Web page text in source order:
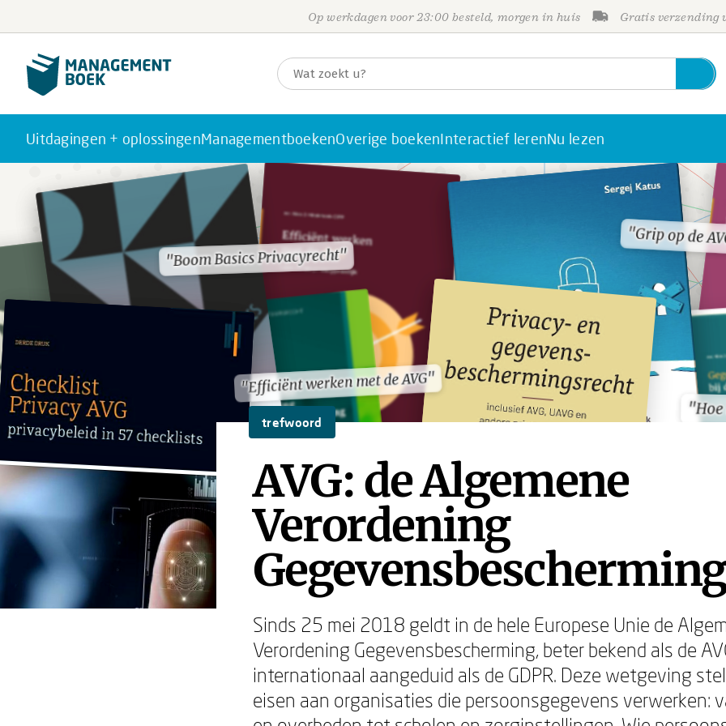
Op werkdagen voor 23:00 besteld, morgen in huis Gratis verzending
Uitdagingen + oplossingenManagementboekenOverige boekenInteractief lerenNu lezen
"Boom Basics Privacyrecht"
"Grip op de
"Efficiënt werken met de AVG"
"Boom Basics Privacyrecht"
"Grip op de
"Efficiënt werken met de AVG"
trefwoord
AVG: de Algemene
Verordening
Gegevensbescherming
Sinds 25 mei 2018 geldt in de hele Europese Unie de
Verordening Gegevensbescherming, beter bekend als de
internationaal aangeduid als de GDPR. Deze wetgeving
eisen aan organisaties die persoonsgegevens verwerken: